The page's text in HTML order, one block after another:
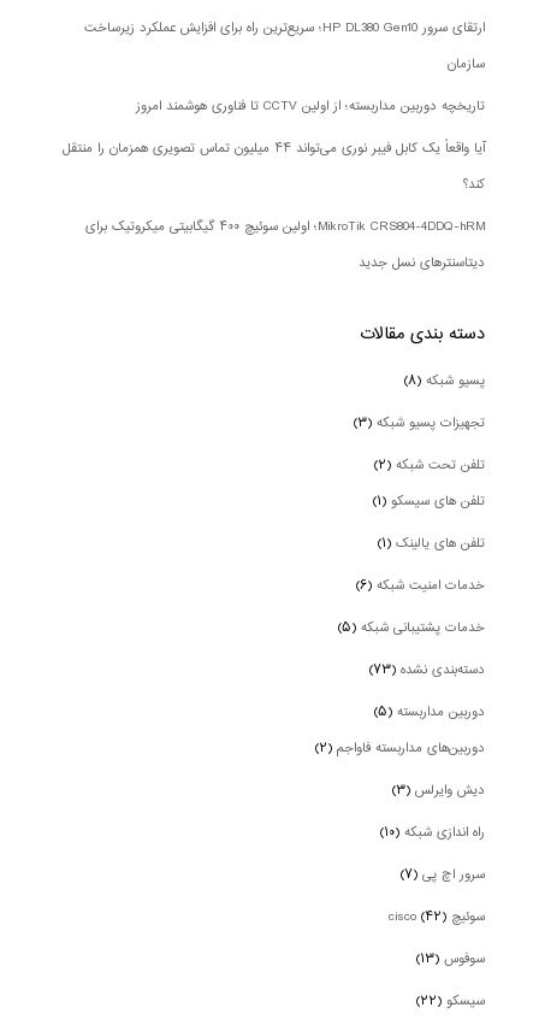
ارتقای سرور HP DL380 Gen10؛ سریع‌ترین راه برای افزایش عملکرد زیرساخت
سازمان
تاریخچه دوربین مداربسته؛ از اولین CCTV تا فناوری هوشمند امروز
آیا واقعاً یک کابل فیبر نوری می‌تواند ۴۴ میلیون تماس تصویری همزمان را منتقل
کند؟
MikroTik CRS804-4DDQ-hRM؛ اولین سوئیچ ۴۰۰ گیگابیتی میکروتیک برای
دیتاسنترهای نسل جدید
دسته بندی‌ مقالات
پسیو شبکه(۸)
تجهیزات پسیو شبکه(۳)
تلفن تحت شبکه(۲)
تلفن های سیسکو(۱)
تلفن های یالینک(۱)
خدمات امنیت شبکه(۶)
خدمات پشتیبانی شبکه(۵)
دسته‌بندی نشده(۷۳)
دوربین‌ مداربسته(۵)
دوربین‌های مداربسته فاواجم(۲)
دیش وایرلس(۳)
راه اندازی شبکه(۱۰)
سرور اچ پی(۷)
سوئیچ cisco (۴۲)
سوفوس(۱۳)
سیسکو(۲۲)